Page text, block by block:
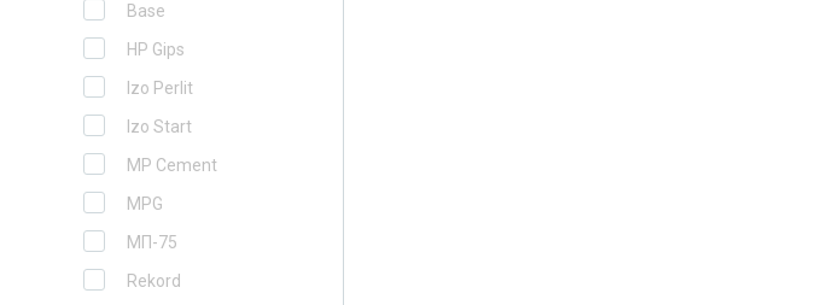
Base
HP Gips
Izo Perlit
Izo Start
MP Cement
MPG
MП-75
Rekord